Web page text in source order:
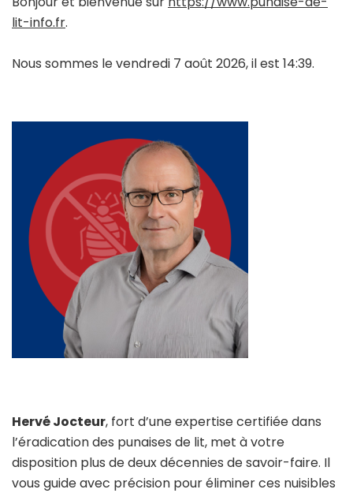
lit-info.fr.
Nous sommes le vendredi 7 août 2026, il est 14:39.
Hervé Jocteur, fort d’une expertise certifiée dans
l’éradication des punaises de lit, met à votre
disposition plus de deux décennies de savoir-faire. Il
vous guide avec précision pour éliminer ces nuisibles